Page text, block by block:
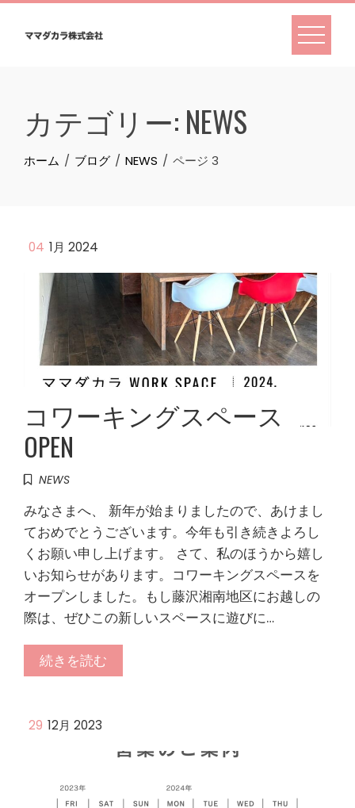
Skip
カテゴリー: NEWS
ホーム ブログ NEWS ページ 3
04 1月 2024
コワーキングスペース
OPEN
NEWS
みなさまへ、 新年が始まりましたので、あけまし
ておめでとうございます。今年も引き続きよろし
くお願い申し上げます。 さて、私のほうから嬉し
いお知らせがあります。コワーキングスペースを
オープンしました。もし藤沢湘南地区にお越しの
際は、ぜひこの新しいスペースに遊びに…
続きを読む
29 12月 2023